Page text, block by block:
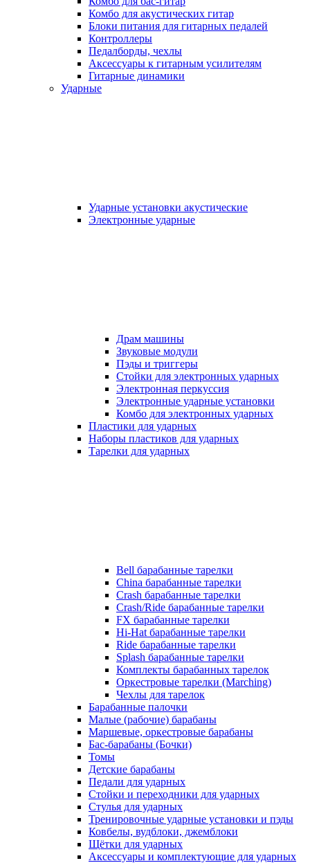
Комбо для акустических гитар
Блоки питания для гитарных педалей
Контроллеры
Педалборды, чехлы
Аксеcсуары к гитарным усилителям
Гитарные динамики
Ударные
Ударные установки акустические
Электронные ударные
Драм машины
Звуковые модули
Пэды и триггеры
Стойки для электронных ударных
Электронная перкуссия
Электронные ударные установки
Комбо для электронных ударных
Пластики для ударных
Наборы пластиков для ударных
Тарелки для ударных
Bell барабанные тарелки
China барабанные тарелки
Crash барабанные тарелки
Crash/Ride барабанные тарелки
FX барабанные тарелки
Hi-Hat барабанные тарелки
Ride барабанные тарелки
Splash барабанные тарелки
Комплекты барабанных тарелок
Оркестровые тарелки (Marching)
Чехлы для тарелок
Барабанные палочки
Малые (рабочие) барабаны
Маршевые, оркестровые барабаны
Бас-барабаны (Бочки)
Томы
Детские барабаны
Педали для ударных
Стойки и переходники для ударных
Стулья для ударных
Тренировочные ударные установки и пэды
Ковбелы, вудблоки, джемблоки
Щётки для ударных
Аксесcуары и комплектующие для ударных